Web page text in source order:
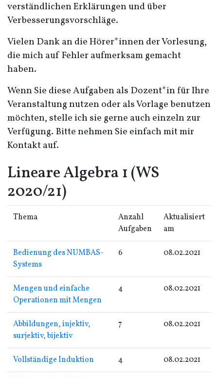
verständlichen Erklärungen und über
Verbesserungsvorschläge.
Vielen Dank an die Hörer*innen der Vorlesung,
die mich auf Fehler aufmerksam gemacht
haben.
Wenn Sie diese Aufgaben als Dozent*in für Ihre
Veranstaltung nutzen oder als Vorlage benutzen
möchten, stelle ich sie gerne auch einzeln zur
Verfügung. Bitte nehmen Sie einfach mit mir
Kontakt auf.
Lineare Algebra 1 (WS
2020/21)
Thema
Anzahl
Aufgaben
Aktualisiert
am
Bedienung des NUMBAS-
Systems
6 08.02.2021
Mengen und einfache
Operationen mit Mengen
4 08.02.2021
Abbildungen, injektiv,
surjektiv, bijektiv
7 08.02.2021
Vollständige Induktion 4 08.02.2021